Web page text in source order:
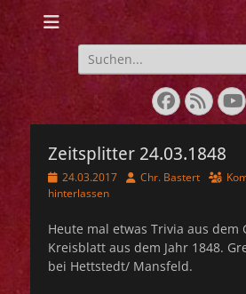
Suchen
nach:
Feed
Zeitsplitter 24.03.1848
Veröffentlicht
am
24.03.2017 AutorChr. Bastert
hinterlassen
Heute mal etwas Trivia aus dem
Kreisblatt aus dem Jahr 1848.
bei Hettstedt/ Mansfeld.